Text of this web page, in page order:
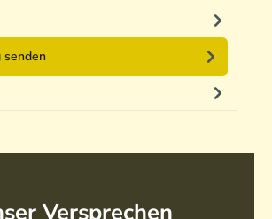
senden
Versprechen